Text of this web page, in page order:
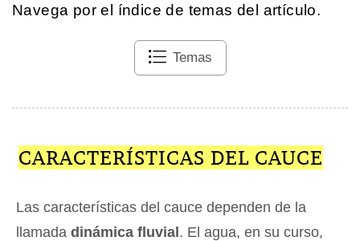
Navega por el índice de temas del artículo.
Temas
CARACTERÍSTICAS DEL CAUCE
Las características del cauce dependen de la
llamada dinámica fluvial. El agua, en su curso,